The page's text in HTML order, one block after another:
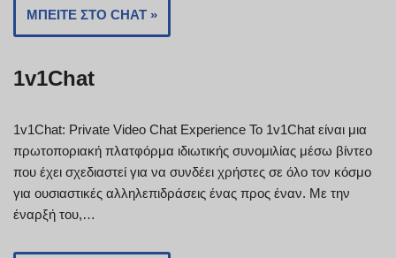
ΜΠΕΊΤΕ ΣΤΟ CHAT »
1v1Chat
1v1Chat: Private Video Chat Experience Το 1v1Chat είναι μια
πρωτοποριακή πλατφόρμα ιδιωτικής συνομιλίας μέσω βίντεο
που έχει σχεδιαστεί για να συνδέει χρήστες σε όλο τον κόσμο
για ουσιαστικές αλληλεπιδράσεις ένας προς έναν. Με την
έναρξή του,…